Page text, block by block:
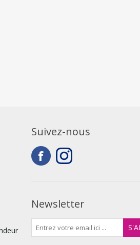
Suivez-nous
Newsletter